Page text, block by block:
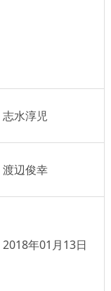
志水淳児
渡辺俊幸
2018年01月13日